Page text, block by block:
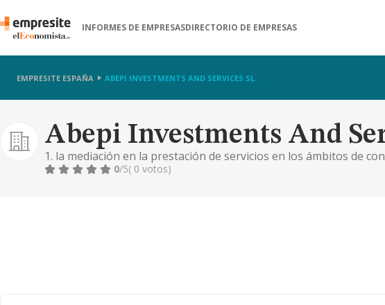
INFORMES DE EMPRESASDIRECTORIO DE EMPRESAS
EMPRESITE ESPAÑA ABEPI INVESTMENTS AND SERVICES SL.
Abepi Investments And
1. la mediación en la prestación de servicios en los ámbitos de
consultoría tecnológica y formación, destinados a cualquier
0/5( 0 votos)